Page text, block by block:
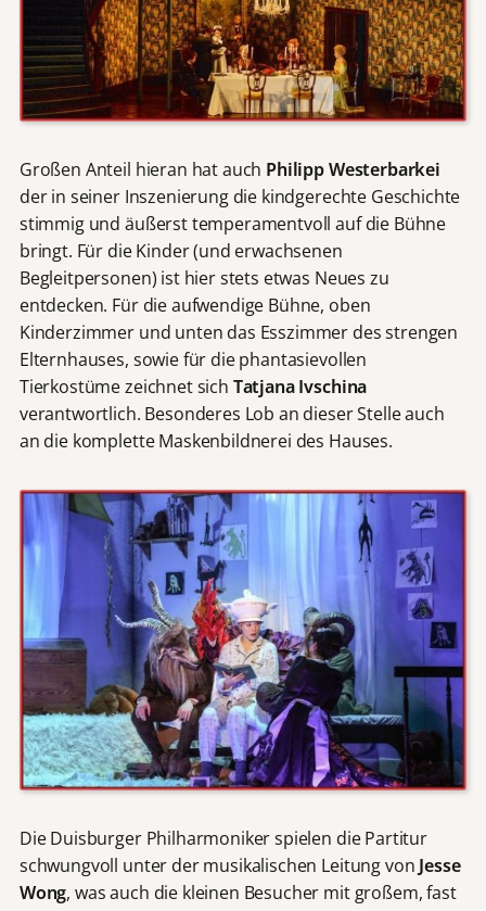
Großen Anteil hieran hat auch Philipp Westerbarkei
der in seiner Inszenierung die kindgerechte Geschichte
stimmig und äußerst temperamentvoll auf die Bühne
bringt. Für die Kinder (und erwachsenen
Begleitpersonen) ist hier stets etwas Neues zu
entdecken. Für die aufwendige Bühne, oben
Kinderzimmer und unten das Esszimmer des strengen
Elternhauses, sowie für die phantasievollen
Tierkostüme zeichnet sich Tatjana Ivschina
verantwortlich. Besonderes Lob an dieser Stelle auch
an die komplette Maskenbildnerei des Hauses.
Die Duisburger Philharmoniker spielen die Partitur
schwungvoll unter der musikalischen Leitung von Jesse
Wong, was auch die kleinen Besucher mit großem, fast